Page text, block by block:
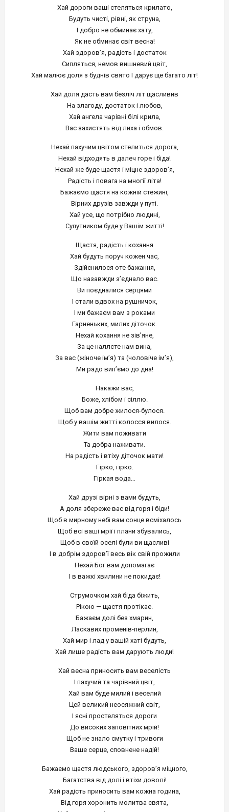
Хай дороги ваші стеляться крилато,
Будуть чисті, рівні, як струна,
І добро не обминає хату,
Як не обминає світ весна!
Хай здоров’я, радість і достаток
Сипляться, немов вишневий цвіт,
Хай малює доля з буднів свято І дарує ще багато літ!
Хай доля дасть вам безліч літ щасливив
На злагоду, достаток і любов,
Хай ангела чарівні білі крила,
Вас захистять від лиха і обмов.
Нехай пахучим цвітом стелиться дорога,
Нехай відходять в далеч горе і біда!
Нехай же буде щастя і міцне здоров’я,
Радість і повага на многії літа!
Бажаємо щастя на кожній стежині,
Вірних друзів завжди у путі.
Хай усе, що потрібно людині,
Супутником буде у Вашім житті!
Щастя, радість і кохання
Хай будуть поруч кожен час,
Здійснилося оте бажання,
Що назавжди з’єднало вас.
Ви поєдналися серцями
І стали вдвох на рушничок,
І ми бажаєм вам з роками
Гарненьких, милих діточок.
Нехай кохання не зів’яне,
За це наллєте нам вина,
За вас (жіноче ім’я) та (чоловіче ім’я),
Ми радо вип’ємо до дна!
Накажи вас,
Боже, хлібом і сіллю.
Щоб вам добре жилося-булося.
Щоб у вашім житті колосся вилося.
Жити вам поживати
Та добра наживати.
На радість і втіху діточок мати!
Гірко, гірко.
Гіркая вода…
Хай друзі вірні з вами будуть,
А доля збереже вас від горя і біди!
Щоб в мирному небі вам сонце всміхалось
Щоб всі ваші мрії і плани збувались,
Щоб в своїй оселі були ви щасливі
І в добрім здоров’ї весь вік свій прожили
Нехай Бог вам допомагає
І в важкі хвилини не покидає!
Струмочком хай біда біжить,
Рікою — щастя протікає.
Бажаєм долі без хмарин,
Ласкавих променів-перлин,
Хай мир і лад у вашій хаті будуть,
Хай лише радість вам дарують люди!
Хай весна приносить вам веселість
І пахучий та чарівний цвіт,
Хай вам буде милий і веселий
Цей великий неосяжний світ,
І ясні простеляться дороги
До високих заповітних мрій!
Щоб не знало смутку і тривоги
Ваше серце, сповнене надій!
Бажаємо щастя людського, здоров’я міцного,
Багатства від долі і втіхи доволі!
Хай радість приносить вам кожна година,
Від горя хоронить молитва свята,